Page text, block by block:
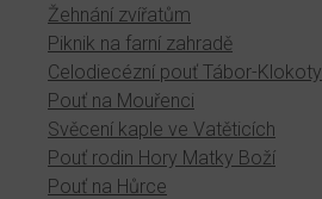
Žehnání zvířatům
Piknik na farní zahradě
Celodiecézní pouť Tábor-Klokoty
Pouť na Mouřenci
Svěcení kaple ve Vatěticích
Pouť rodin Hory Matky Boží
Pouť na Hůrce